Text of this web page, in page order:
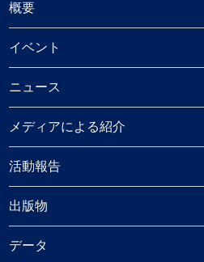
概要
イベント
ニュース
メディアによる紹介
活動報告
出版物
データ